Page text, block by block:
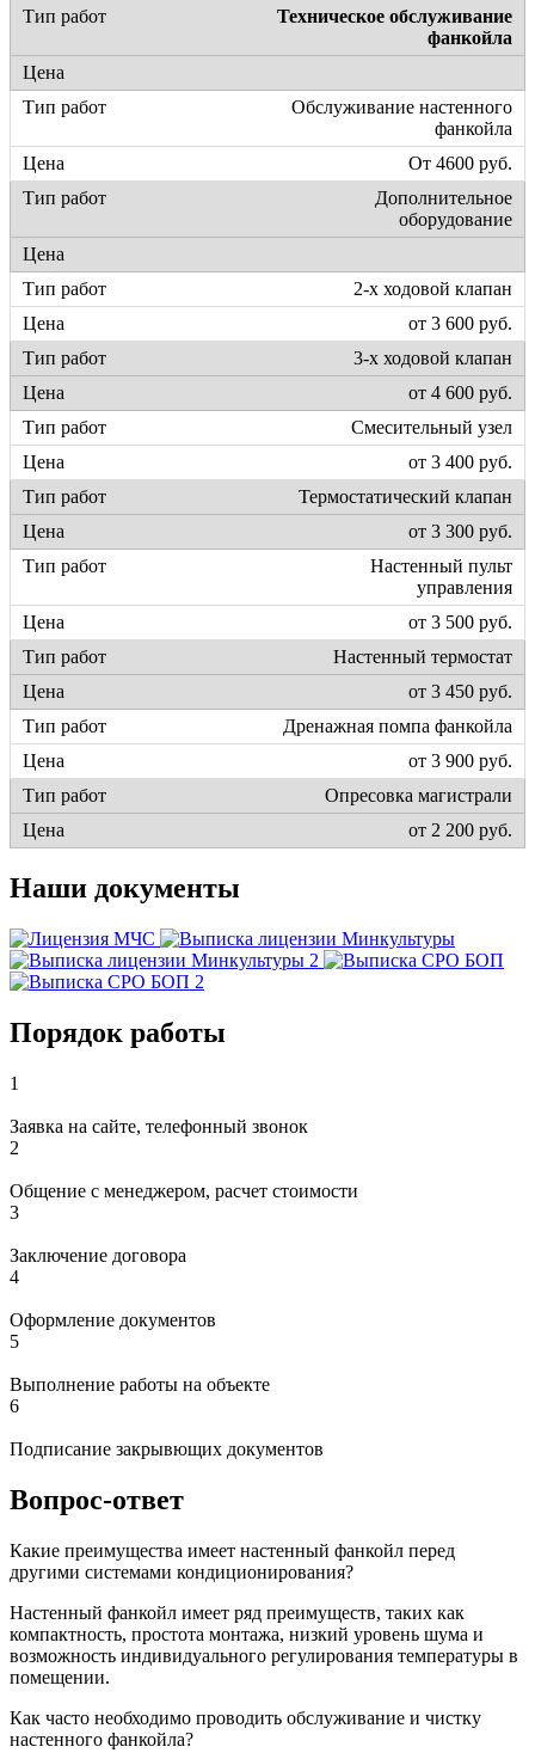
Техническое обслуживание
фанкойла
Обслуживание настенного
фанкойла
От 4600 руб.
Дополнительное
оборудование
2-х ходовой клапан
от 3 600 руб.
3-х ходовой клапан
от 4 600 руб.
Смесительный узел
от 3 400 руб.
Термостатический клапан
от 3 300 руб.
Настенный пульт
управления
от 3 500 руб.
Настенный термостат
от 3 450 руб.
Дренажная помпа фанкойла
от 3 900 руб.
Опресовка магистрали
от 2 200 руб.
Наши документы
Порядок работы
1
Заявка на сайте, телефонный звонок
2
Общение с менеджером, расчет стоимости
3
Заключение договора
4
Оформление документов
5
Выполнение работы на объекте
6
Подписание закрывющих документов
Вопрос-ответ
Какие преимущества имеет настенный фанкойл перед
другими системами кондиционирования?
Настенный фанкойл имеет ряд преимуществ, таких как
компактность, простота монтажа, низкий уровень шума и
возможность индивидуального регулирования температуры в
помещении.
Как часто необходимо проводить обслуживание и чистку
настенного фанкойла?